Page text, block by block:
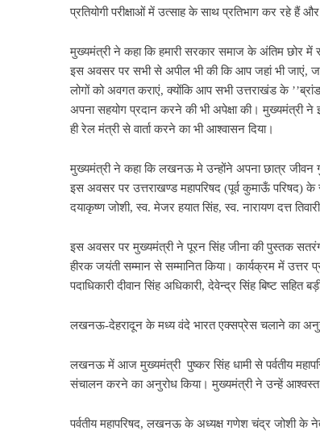
प्रतियोगी परीक्षाओं में उत्साह के साथ प्रतिभाग कर रहे हैं
मुख्यमंत्री ने कहा कि हमारी सरकार समाज के अंतिम छोर में
इस अवसर पर सभी से अपील भी की कि आप जहां भी जाएं,
लोगों को अवगत कराएं, क्योंकि आप सभी उत्तराखंड के
अपना सहयोग प्रदान करने की भी अपेक्षा की।
ही रेल मंत्री से वार्ता करने का भी आश्वासन दिया।
मुख्यमंत्री ने कहा कि लखनऊ मे उन्होंने अपना छात्र जीवन
इस अवसर पर उत्तराखण्ड महापरिषद (पूर्व कुमाऊँ परिषद)
दयाकृष्ण जोशी, स्व. मेजर हयात सिंह, स्व. नारायण दत्त
इस अवसर पर मुख्यमंत्री ने पूरन सिंह जीना की पुस्तक
हीरक जयंती सम्मान से सम्मानित किया। कार्यक्रम में
पदाधिकारी दीवान सिंह अधिकारी, देवेन्द्र सिंह बिष्ट
लखनऊ-देहरादून के मध्य वंदे भारत एक्सप्रेस चलाने का
लखनऊ में आज मुख्यमंत्री पुष्कर सिंह धामी से पर्वतीय
संचालन करने का अनुरोध किया। मुख्यमंत्री ने उन्हें आश्वस्त
पर्वतीय महापरिषद, लखनऊ के अध्यक्ष गणेश चंद्र जोशी के